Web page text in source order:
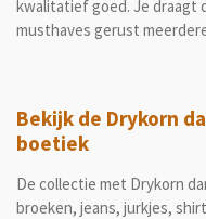
kwalitatief goed. Je draagt
musthaves gerust
Bekijk de Drykorn
boetiek
De collectie met Drykorn
broeken, jeans, jurkjes,